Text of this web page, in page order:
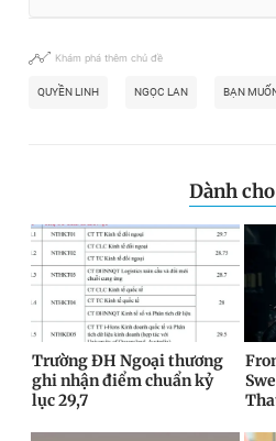
Khám phá thêm chủ đề
QUYỀN LINH NGỌC LAN BẠN